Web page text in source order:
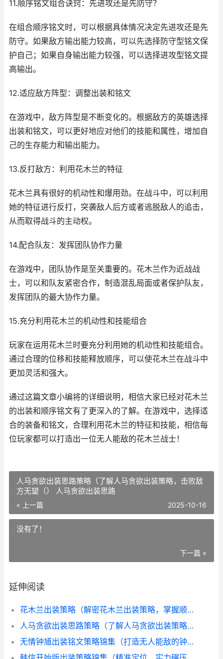
11.顺序铭文组合诀窍：先进攻还是先防守？
在组合顺序铭文时，可以根据具体情况决定先进攻还是先
防守。如果敌方输出能力较高，可以先选择防守型铭文保
护自己；如果自身输出能力较强，可以选择进攻型铭文提
高输出。
12.适应敌方阵型：调整出装和铭文
在游戏中，敌方阵型是不断变化的。根据敌方的英雄选择
出装和铭文，可以更好地应对他们的技能和属性，增加自
己的生存能力和输出能力。
13.反打敌方：利用花木兰的特征
花木兰具有很好的机动性和爆用劲。在战斗中，可以利用
她的特征进行反打，突袭敌人后方或者逃脱敌人的追击，
从而取得战斗的主动权。
14.配合队友：发挥团队协作力量
在游戏中，团队协作是至关重要的。花木兰作为近战战
士，可以和队友紧密合作，制造混乱局面或者保护队友，
发挥团队的最大协作力量。
15.充分利用花木兰的机动性和技能组合
玩家在运用花木兰时要充分利用她的机动性和技能组合。
通过合理的位移和技能释放顺序，可以使花木兰在战斗中
更加灵活和强大。
通过这篇文章小编将的详细说明，相信大家已经对花木兰
的出装和顺序铭文有了更深入的了解。在游戏中，选择适
合的装备和铭文，合理利用花木兰的特征和技能，相信每
位玩家都可以打造出一位无人能敌的花木兰战士！
人马贪欲出装思路策略（了解人马贪欲出装策略，击败敌
方无望（） 人马贪欲出装思路
« 上一篇 2025-10-16
没有了！
下一篇 »
延伸阅读
花木兰出装策略（解密花木兰出装策略，掌握顺序铭文诀窍，打造无人能敌战神！） 花木兰的出装顺序2020
人马贪欲出装思路策略（了解人马贪欲出装策略，击败敌方无望（） 人马贪欲出装思路
无情钟馗出装铭文策略锦集（打造无人能敌的钟馗，掌握绝顶出装和铭文组合！）